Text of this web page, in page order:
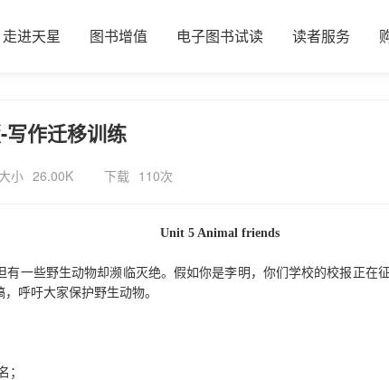
走进天星 图书增值 电子图书试读 读者服务
写作迁移训练
大小 26.00K 下载 110次
Unit 5 Animal friends
有一些野生动物却濒临灭绝。 假如你是李明，你们学校的校报正在
呼吁大家保护野生动物。
；